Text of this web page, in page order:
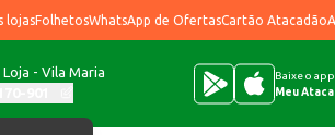
lojasFolhetosWhatsApp de OfertasCartão Atacadão
- Vila Maria
Baixe o app
Meu